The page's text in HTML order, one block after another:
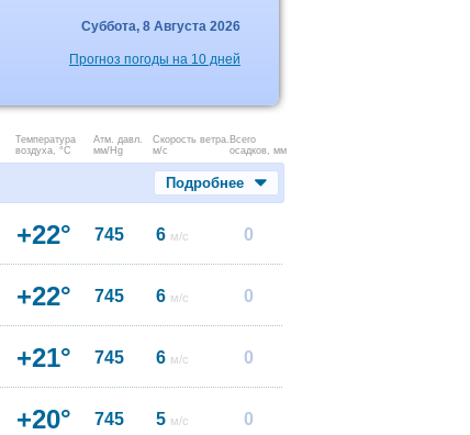
Суббота, 8 Августа 2026
Прогноз погоды на 10 дней
Температура
воздуха, °C
Атм. давл.
мм/Hg
Скорость ветра.
м/с
Всего
осадков, мм
Подробнее
+22° 745 6 м/с 0
+22° 745 6 м/с 0
+21° 745 6 м/с 0
+20° 745 5 м/с 0